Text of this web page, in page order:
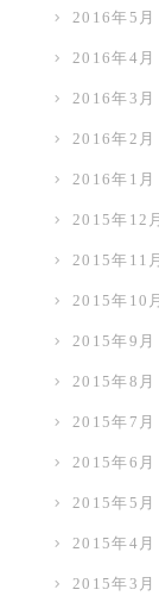
2016年5月
2016年4月
2016年3月
2016年2月
2016年1月
2015年12月
2015年11月
2015年10月
2015年9月
2015年8月
2015年7月
2015年6月
2015年5月
2015年4月
2015年3月